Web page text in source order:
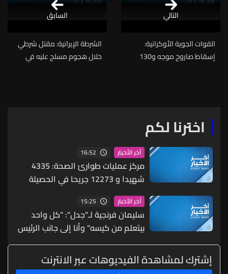
التالي
القوات الجوية الأوكرانية:
إسقاط صاروخ موجه و130
الشرطة الإيرانية: مقتل شرطي
خلال هجوم مسلح عليه في
السابق
اخترنا لكم
آخر الأخبار 16:52
مركز عمليات طوارئ الصحة: 4335
شهيدا و 12273 جريحا في الحصيلة
حتى 7 آب
آخر الأخبار 15:25
سليمان فرنجية لـ"جدل": "كل واحد
بيتعلم من كيسه" وأنا إلى جانب الرئيس
عون لكن الوقت وحصانتنا ووحدتنا
الداخلية وتفاهمنا هي الحل وعلينا أن
نتعلم مما يحصل في المنطقة
إشترك لمشاهدة الفيديوهات عبر الانترنت